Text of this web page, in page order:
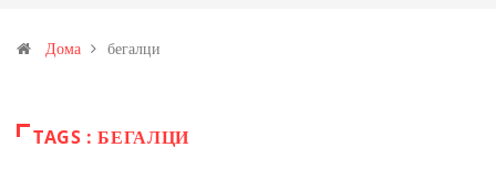
Иловица и со антимонот?
Дома бегалци
TAGS : БЕГАЛЦИ